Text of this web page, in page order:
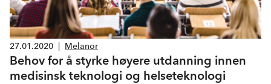
27.01.2020 Melanor
Behov for å styrke høyere utdanning innen
medisinsk teknologi og helseteknologi